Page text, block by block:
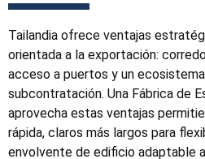
Tailandia ofrece ventajas
orientada a la exportación:
acceso a puertos y un
subcontratación. Una Fábrica de
aprovecha estas ventajas
rápida, claros más largos para
envolvente de edificio adaptable